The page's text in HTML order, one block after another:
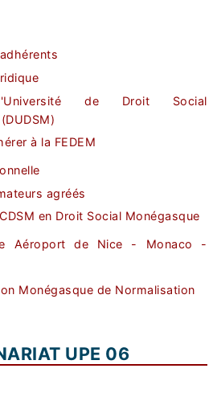
de Droit Social
à la FEDEM
agréés
en Droit Social Monégasque
Aéroport de Nice - Monaco -
Monégasque de Normalisation
UPE 06